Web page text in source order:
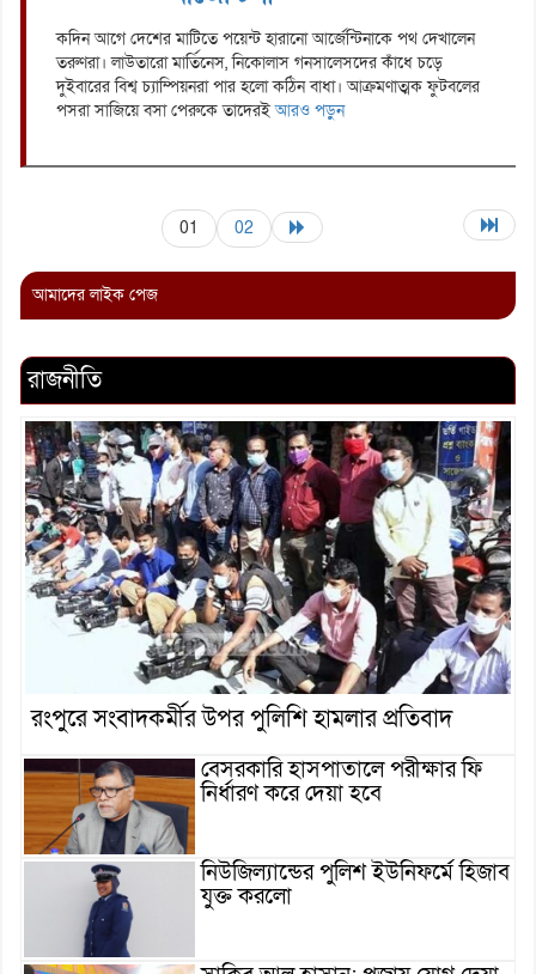
কদিন আগে দেশের মাটিতে পয়েন্ট হারানো আর্জেন্টিনাকে পথ দেখালেন
তরুণরা। লাউতারো মার্তিনেস, নিকোলাস গনসালেসদের কাঁধে চড়ে
দুইবারের বিশ্ব চ্যাম্পিয়নরা পার হলো কঠিন বাধা। আক্রমণাত্মক ফুটবলের
পসরা সাজিয়ে বসা পেরুকে তাদেরইআরও পড়ুন
01 02
আমাদের লাইক পেজ
রাজনীতি
রংপুরে সংবাদকর্মীর উপর পুলিশি হামলার প্রতিবাদ
বেসরকারি হাসপাতালে পরীক্ষার ফি
নির্ধারণ করে দেয়া হবে
নিউজিল্যান্ডের পুলিশ ইউনিফর্মে হিজাব
যুক্ত করলো